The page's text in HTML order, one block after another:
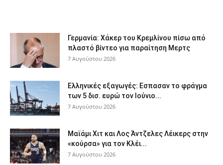
Γερμανία: Χάκερ του Κρεμλίνου πίσω από
πλαστό βίντεο για παραίτηση Μερτς
7 Αυγούστου 2026
Ελληνικές εξαγωγές: Εσπασαν το φράγμα
των 5 δισ. ευρώ τον Ιούνιο...
7 Αυγούστου 2026
Μαϊάμι Χιτ και Λος Άντζελες Λέικερς στην
«κούρσα» για τον Κλέι...
7 Αυγούστου 2026